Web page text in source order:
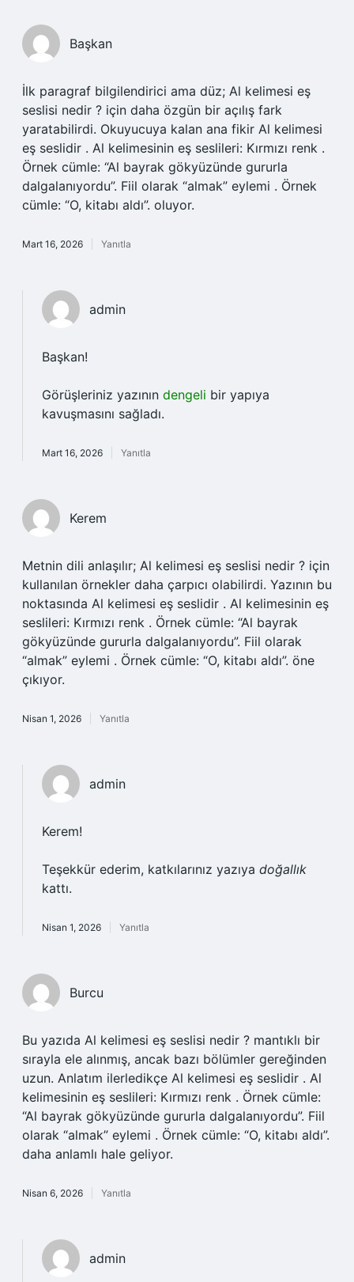
Başkan
İlk paragraf bilgilendirici ama düz; Al kelimesi eş
seslisi nedir ? için daha özgün bir açılış fark
yaratabilirdi. Okuyucuya kalan ana fikir Al kelimesi
eş seslidir . Al kelimesinin eş seslileri: Kırmızı renk .
Örnek cümle: “Al bayrak gökyüzünde gururla
dalgalanıyordu”. Fiil olarak “almak” eylemi . Örnek
cümle: “O, kitabı aldı”. oluyor.
Mart 16, 2026 Yanıtla
admin
Başkan!
Görüşleriniz yazının dengeli bir yapıya
kavuşmasını sağladı.
Mart 16, 2026 Yanıtla
Kerem
Metnin dili anlaşılır; Al kelimesi eş seslisi nedir ? için
kullanılan örnekler daha çarpıcı olabilirdi. Yazının bu
noktasında Al kelimesi eş seslidir . Al kelimesinin eş
seslileri: Kırmızı renk . Örnek cümle: “Al bayrak
gökyüzünde gururla dalgalanıyordu”. Fiil olarak
“almak” eylemi . Örnek cümle: “O, kitabı aldı”. öne
çıkıyor.
Nisan 1, 2026 Yanıtla
admin
Kerem!
Teşekkür ederim, katkılarınız yazıya doğallık
kattı.
Nisan 1, 2026 Yanıtla
Burcu
Bu yazıda Al kelimesi eş seslisi nedir ? mantıklı bir
sırayla ele alınmış, ancak bazı bölümler gereğinden
uzun. Anlatım ilerledikçe Al kelimesi eş seslidir . Al
kelimesinin eş seslileri: Kırmızı renk . Örnek cümle:
“Al bayrak gökyüzünde gururla dalgalanıyordu”. Fiil
olarak “almak” eylemi . Örnek cümle: “O, kitabı aldı”.
daha anlamlı hale geliyor.
Nisan 6, 2026 Yanıtla
admin